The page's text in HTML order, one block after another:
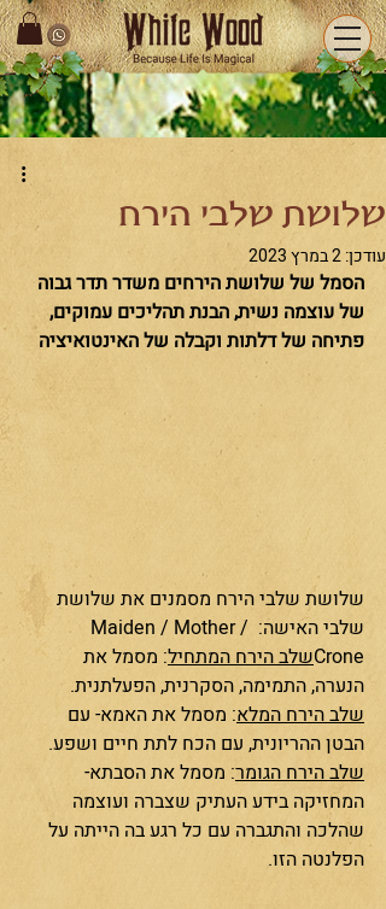
שלושת שלבי הירח
עודכן:2 במרץ 2023
הסמל של שלושת הירחים משדר תדר גבוה
של עוצמה נשית, הבנת תהליכים עמוקים,
פתיחה של דלתות וקבלה של האינטואיציה
שלושת שלבי הירח מסמנים את שלושת
שלבי האישה: Maiden / Mother /
Croneשלב הירח המתחיל: מסמל את
הנערה, התמימה, הסקרנית, הפעלתנית.
שלב הירח המלא: מסמל את האמא- עם
הבטן ההריונית, עם הכח לתת חיים ושפע.
שלב הירח הגומר: מסמל את הסבתא-
המחזיקה בידע העתיק שצברה ועוצמה
שהלכה והתגברה עם כל רגע בה הייתה על
הפלנטה הזו.